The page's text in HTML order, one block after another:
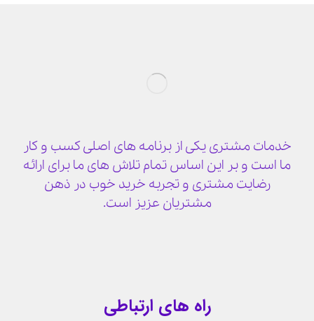
خدمات مشتری یکی از برنامه های اصلی کسب و کار
ما است و بر این اساس تمام تلاش های ما برای ارائه
رضایت مشتری و تجربه خرید خوب در ذهن
مشتریان عزیز است.
راه های ارتباطی